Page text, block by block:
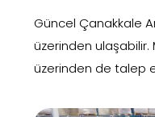
Güncel Çanakkale
üzerinden
üzerinden de talep